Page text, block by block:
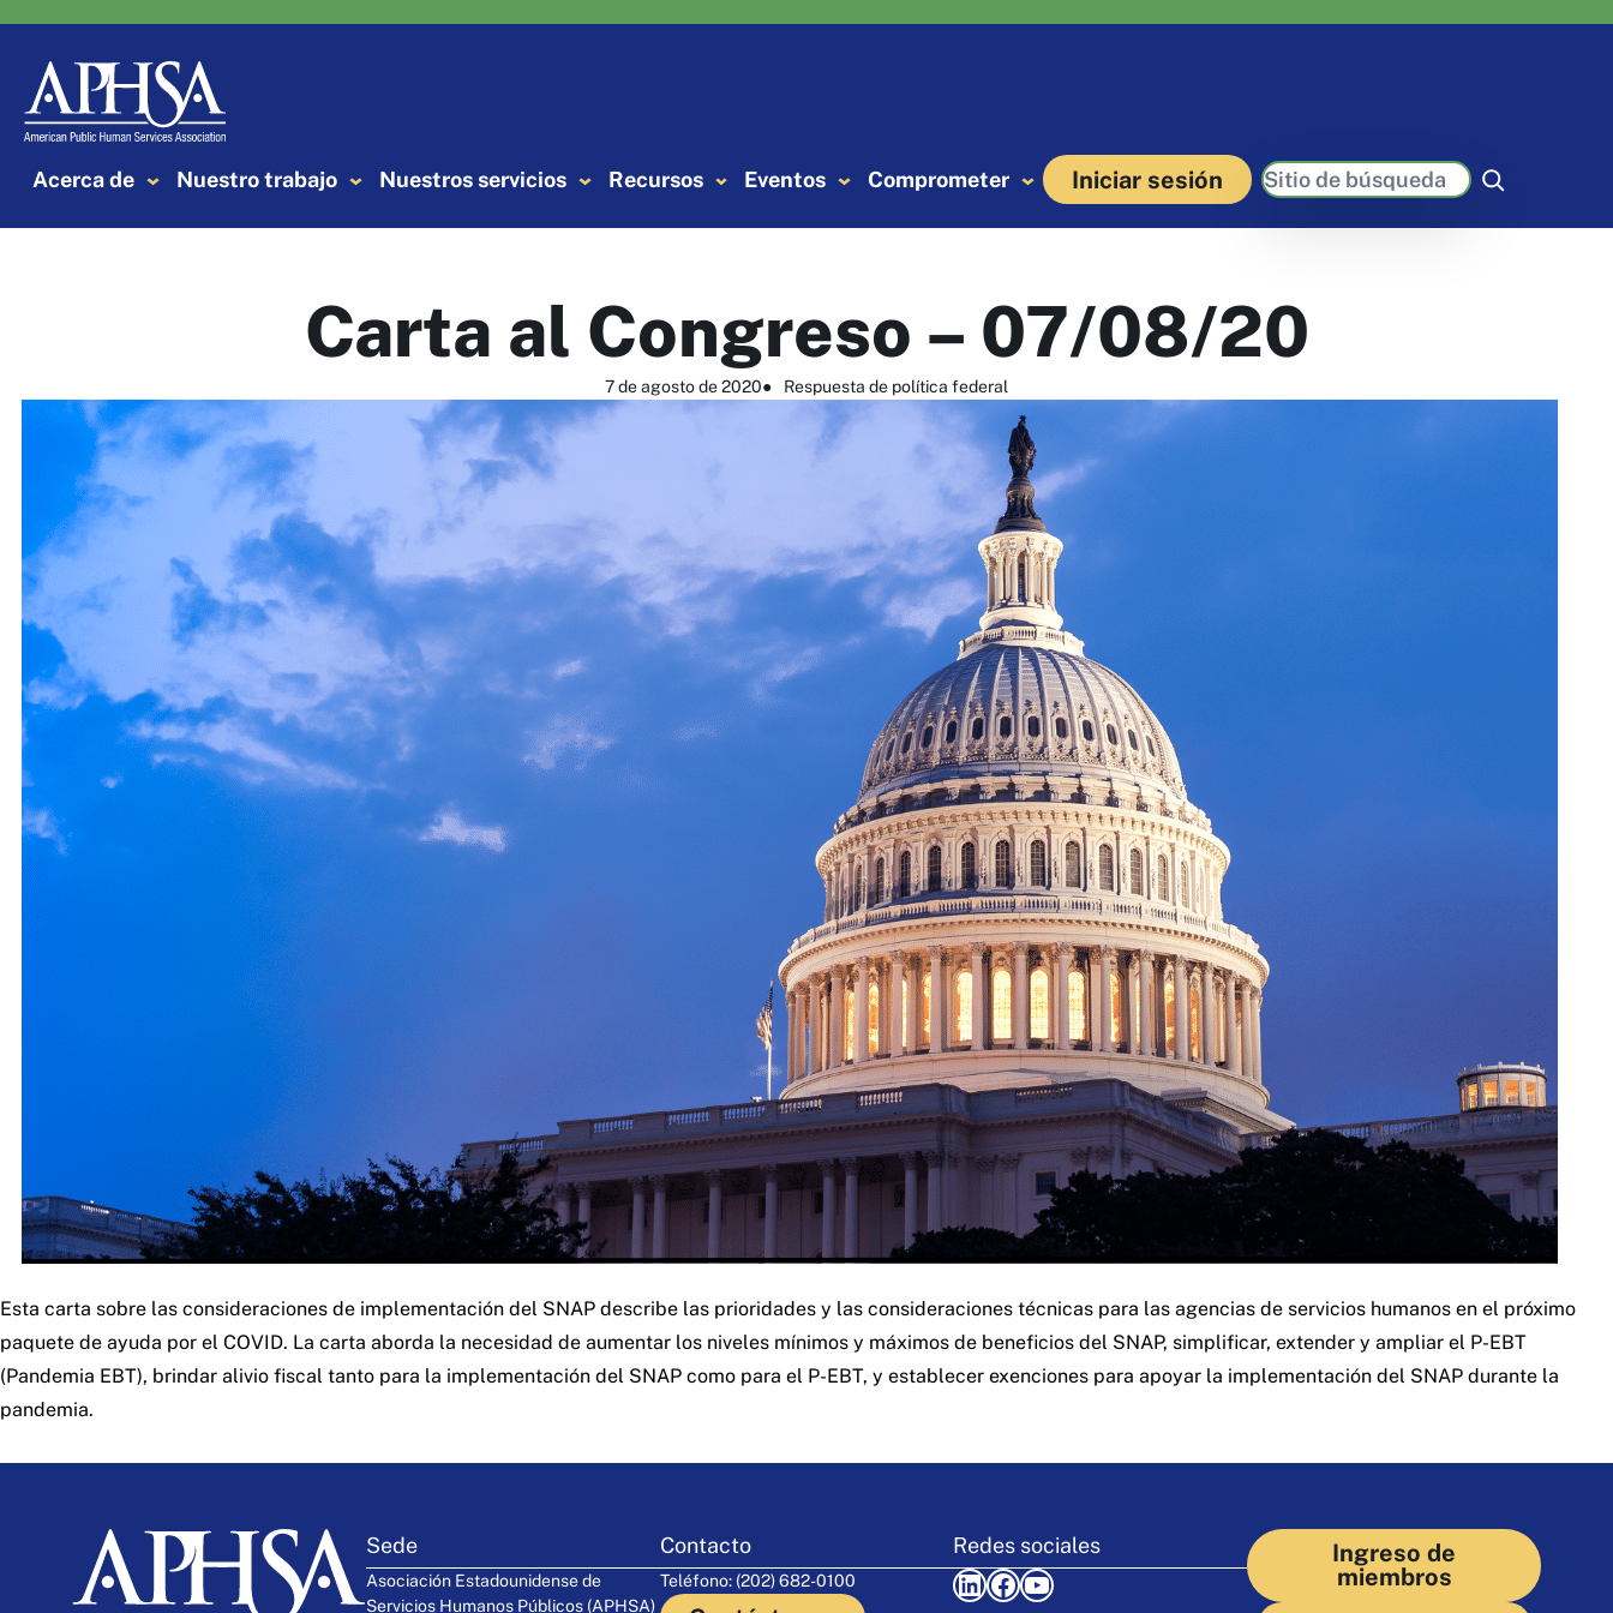
contenido
Acerca de Nuestro trabajo Nuestros servicios Recursos Eventos Comprometer Iniciar sesión Buscar
Carta al Congreso – 07/08/20
7 de agosto de 2020● Respuesta de política federal
Esta carta sobre las consideraciones de implementación del SNAP describe las prioridades y las consideraciones técnicas para las agencias de servicios humanos en el próximo
paquete de ayuda por el COVID. La carta aborda la necesidad de aumentar los niveles mínimos y máximos de beneficios del SNAP, simplificar, extender y ampliar el P-EBT
(Pandemia EBT), brindar alivio fiscal tanto para la implementación del SNAP como para el P-EBT, y establecer exenciones para apoyar la implementación del SNAP durante la
pandemia.
Sede
Asociación Estadounidense de
Servicios Humanos Públicos (APHSA)
Contacto
Teléfono: (202) 682-0100
Redes sociales
LinkedIn Facebook YouTube
Ingreso de
miembros